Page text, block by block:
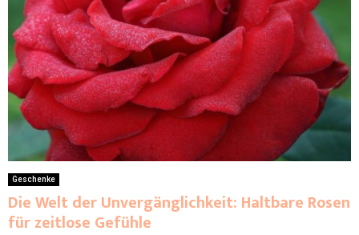
Geschenke
Die Welt der Unvergänglichkeit: Haltbare Rosen
für zeitlose Gefühle